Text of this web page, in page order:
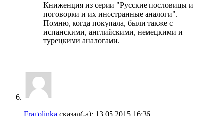
Книженция из серии "Русские пословицы и
поговорки и их иностранные аналоги".
Помню, когда покупала, были также с
испанскими, английскими, немецкими и
турецкими аналогами.
Fragolinka сказал(-а): 13.05.2015 16:36